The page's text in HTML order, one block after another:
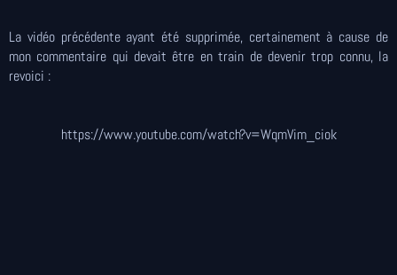
La vidéo précédente ayant été supprimée, certainement à cause de
mon commentaire qui devait être en train de devenir trop connu, la
revoici :
https://www.youtube.com/watch?v=WqmVim_ciok